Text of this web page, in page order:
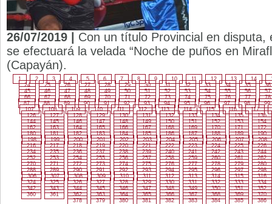
26/07/2019 | Con un título Provincial en
se efectuará la velada “Noche de puños en
(Capayán).
1 2 3 4 5 6 7 8 9 10 11 12 13 14
24
25 26 27 28 29 30 31 32 33 34 35
36
45
46 47 48 49 50 51 52 53 54 55 56
57
66
67 68 69 70 71 72 73 74 75 76 77
78
87
88 89 90 91 92 93 94 95 96 97 98
99
107
108 109 110 111 112 113 114 115 116
117
126
127 128 129 130 131 132 133 134 135
136
144
145 146 147 148 149 150 151 152 153
154
162
163 164 165 166 167 168 169 170 171
172
180
181 182 183 184 185 186 187 188 189
190
198
199 200 201 202 203 204 205 206 207
208
216
217 218 219 220 221 222 223 224 225
226
234
235 236 237 238 239 240 241 242 243
244
252
253 254 255 256 257 258 259 260 261
262
270
271 272 273 274 275 276 277 278 279
280
288
289 290 291 292 293 294 295 296 297
298
306
307 308 309 310 311 312 313 314 315
316
324
325 326 327 328 329 330 331 332 333
334
342
343 344 345 346 347 348 349 350 351
352
360
361 362 363 364 365 366 367 368 369
370
378
379 380 381 382 383 384 385 386